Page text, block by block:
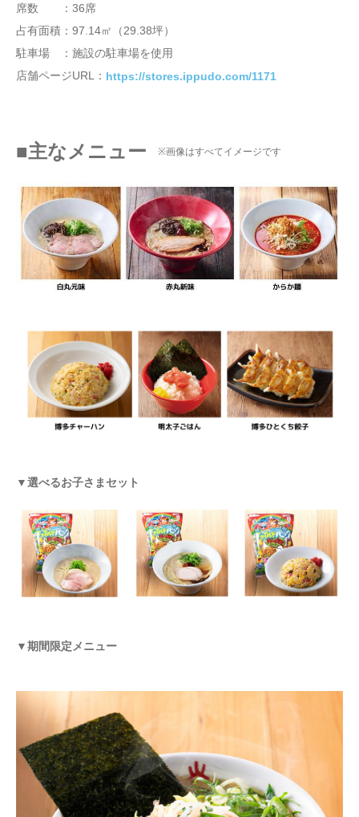
席数 ：36席
占有面積：97.14㎡（29.38坪）
駐車場 ：施設の駐車場を使用
店舗ページURL： https://stores.ippudo.com/1171
■主なメニュー ※画像はすべてイメージです
▼選べるお子さまセット
▼期間限定メニュー